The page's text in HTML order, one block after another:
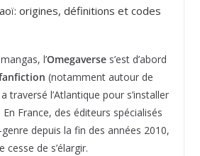
origines, définitions et codes
l’Omegaverses’est d’abord
(notamment autour de
traversé l’Atlantique pour s’installer
France, des éditeurs spécialisés
depuis la fin des années 2010,
de s’élargir.